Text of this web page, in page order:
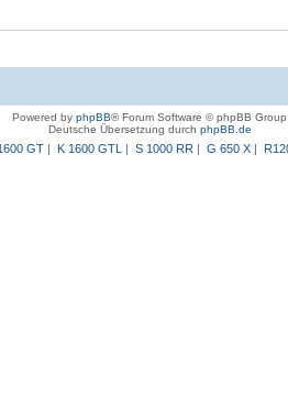
Powered by phpBB® Forum Software © phpBB Group
Deutsche Übersetzung durch phpBB.de
GT| K 1600 GTL | S 1000 RR | G 650 X|